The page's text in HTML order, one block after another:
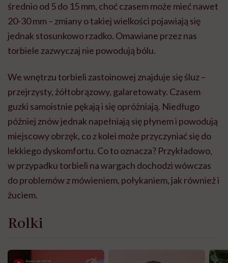
średnio od 5 do 15 mm, choć czasem może mieć nawet
20-30 mm – zmiany o takiej wielkości pojawiają się
jednak stosunkowo rzadko. Omawiane przez nas
torbiele zazwyczaj nie powodują bólu.
We wnętrzu torbieli zastoinowej znajduje się śluz –
przejrzysty, żółtobrązowy, galaretowaty. Czasem
guzki samoistnie pękają i się opróżniają. Niedługo
później znów jednak napełniają się płynem i powodują
miejscowy obrzęk, co z kolei może przyczyniać się do
lekkiego dyskomfortu. Co to oznacza? Przykładowo,
w przypadku torbieli na wargach dochodzi wówczas
do problemówz mówieniem, połykaniem, jak również i
żuciem.
Rolki